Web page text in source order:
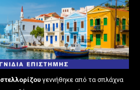
γεννήθηκε από τα σπλάχνα